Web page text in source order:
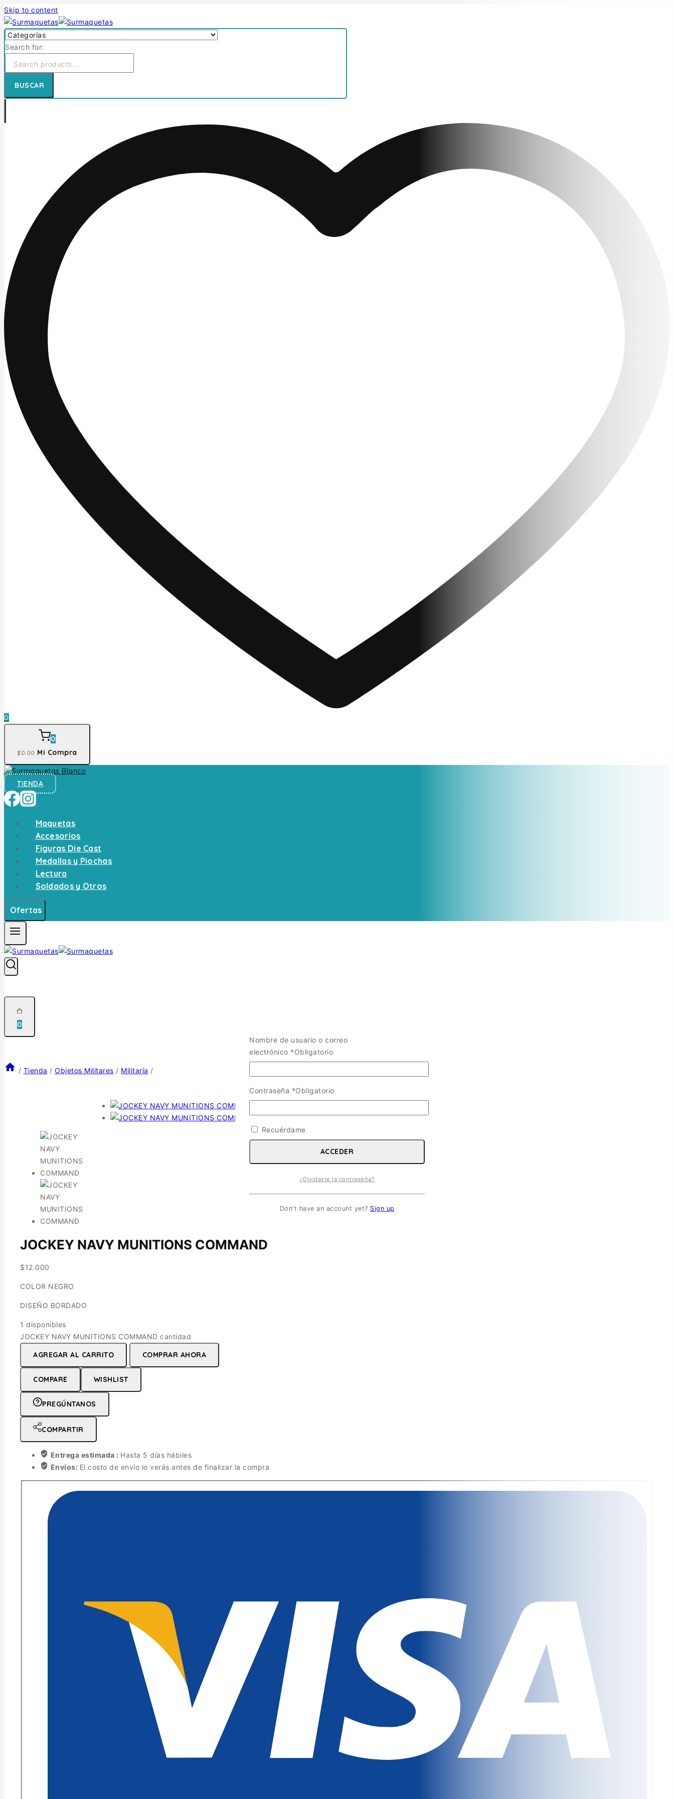
Skip to content
Search for:
BUSCAR
0
0
$0 .00 Mi Compra
TIENDA
Maquetas
Accesorios
Figuras Die Cast
Medallas y Piochas
Lectura
Soldados y Otros
Ofertas
0
/ Tienda / Objetos Militares / Militaría /
JOCKEY NAVY MUNITIONS COMMAND
$12.000
COLOR NEGRO
DISEÑO BORDADO
1 disponibles
JOCKEY NAVY MUNITIONS COMMAND cantidad
AGREGAR AL CARRITO COMPRAR AHORA
COMPARE WISHLIST
PREGÚNTANOS
COMPARTIR
Entrega estimada : Hasta 5 días hábiles
Envíos: El costo de envío lo verás antes de finalizar la compra
Nombre de usuario o correo
electrónico *Obligatorio
Contraseña *Obligatorio
Recuérdame
ACCEDER
¿Olvidaste la contraseña?
Don't have an account yet? Sign up